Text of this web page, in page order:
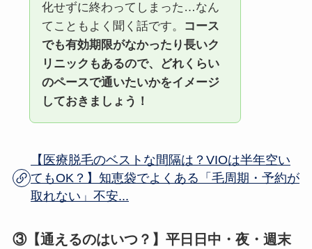
化せずに終わってしまった…なん
てこともよく聞く話です。
コース
でも有効期限がなかったり長いク
リニックもあるので、どれくらい
のペースで通いたいかをイメージ
しておきましょう！
【医療脱毛のベストな間隔は？VIOは半年空い
てもOK？】知恵袋でよくある「毛周期・予約が
取れない」不安...
③【通えるのはいつ？】平日日中・夜・週末